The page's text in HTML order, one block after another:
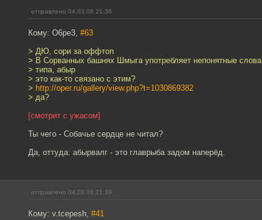
отправлено 04.03.08 21:36
Кому: O6pe3, #63
> ДЮ, сори за оффтоп
> В Сорванных башнях Шмыга употребляет непонятные слова
> типа, абыр
> это как-то связано с этим?
> http://oper.ru/gallery/view.php?t=1030869382
> да?
[смотрит с ужасом]
Ты чего - Собачье сердце не читал?
Да, оттуда: абырвалг - это главрыба задом наперёд.
отправлено 04.03.08 21:39
Кому: v.tcepesh, #41